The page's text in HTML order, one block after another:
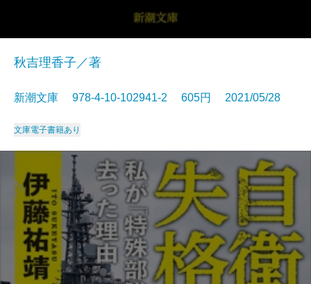
秋吉理香子／著
新潮文庫 978-4-10-102941-2 605円 2021/05/28
文庫電子書籍あり